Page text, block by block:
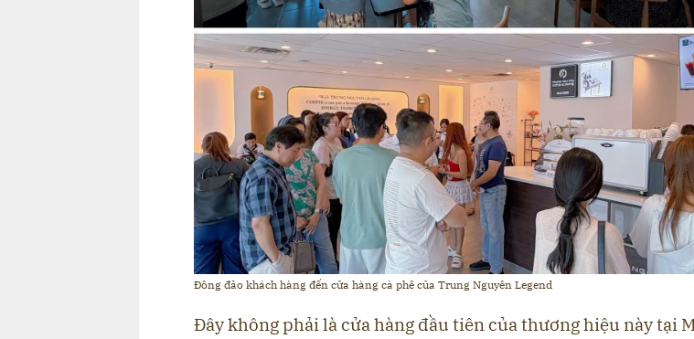
Đông đảo khách hàng đến cửa hàng cà phê của Trung Nguyên Legend
Đây không phải là cửa hàng đầu tiên của thương hiệu này tại